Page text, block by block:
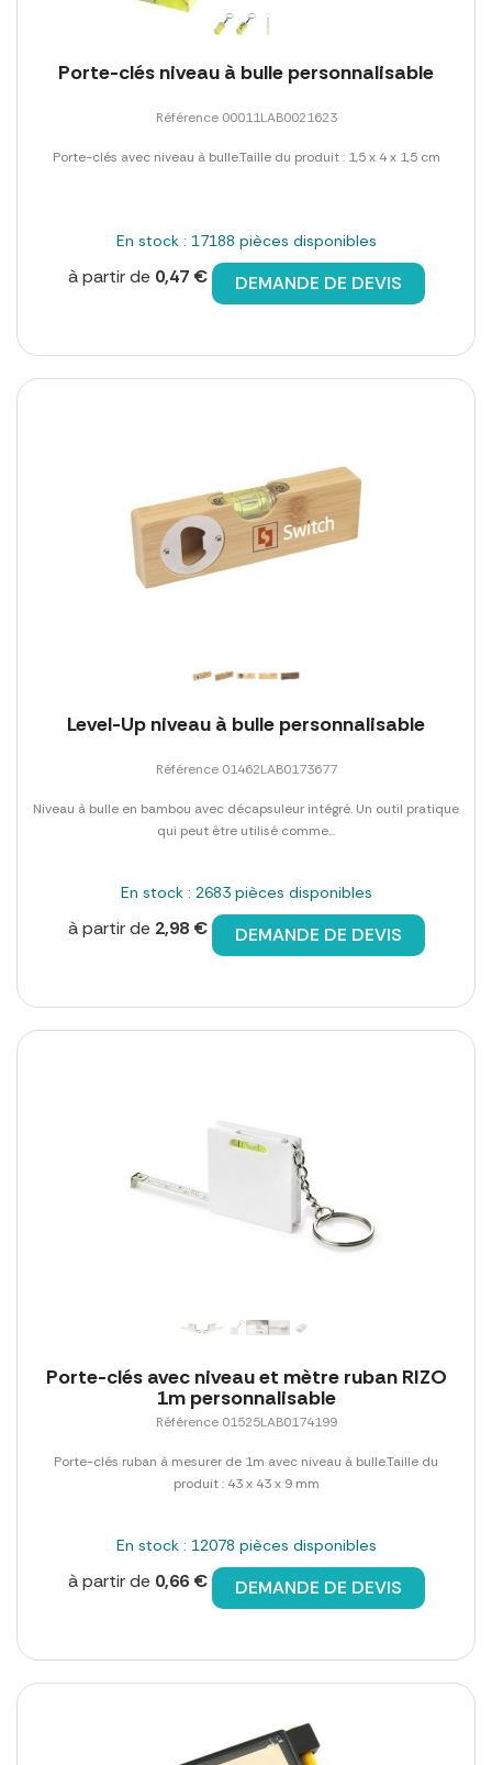
Porte-clés niveau à bulle personnalisable
Référence 00011LAB0021623
Porte-clés avec niveau à bulle.Taille du produit : 1,5 x 4 x 1,5 cm
En stock : 17188 pièces disponibles
à partir de 0,47 € DEMANDE DE DEVIS
Level-Up niveau à bulle personnalisable
Référence 01462LAB0173677
Niveau à bulle en bambou avec décapsuleur intégré. Un outil pratique
qui peut être utilisé comme...
En stock : 2683 pièces disponibles
à partir de 2,98 € DEMANDE DE DEVIS
Porte-clés avec niveau et mètre ruban RIZO
1m personnalisable
Référence 01525LAB0174199
Porte-clés ruban à mesurer de 1m avec niveau à bulle.Taille du
produit : 43 x 43 x 9 mm
En stock : 12078 pièces disponibles
à partir de 0,66 € DEMANDE DE DEVIS